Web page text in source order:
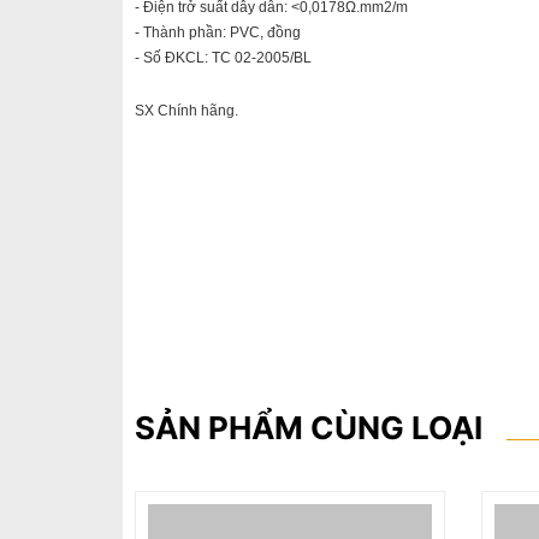
- Điện trở suất dây dẫn: <0,0178Ω.mm2/m
- Thành phần: PVC, đồng
- Số ĐKCL: TC 02-2005/BL
SX Chính hãng.
SẢN PHẨM CÙNG LOẠI